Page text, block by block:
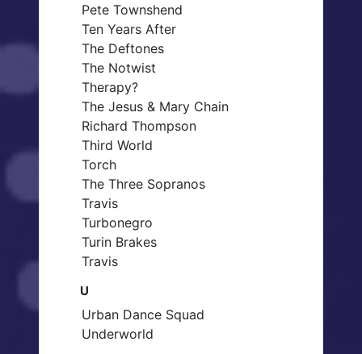
Pete Townshend
Ten Years After
The Deftones
The Notwist
Therapy?
The Jesus & Mary Chain
Richard Thompson
Third World
Torch
The Three Sopranos
Travis
Turbonegro
Turin Brakes
Travis
U
Urban Dance Squad
Underworld